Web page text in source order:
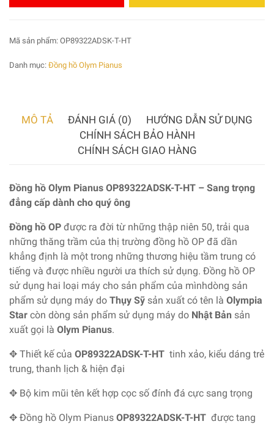
Mã sản phẩm: OP89322ADSK-T-HT
Danh mục: Đồng hồ Olym Pianus
MÔ TẢ ĐÁNH GIÁ (0)
HƯỚNG DẪN SỬ DỤNG
CHÍNH SÁCH BẢO HÀNH
CHÍNH SÁCH GIAO HÀNG
Đồng hồ Olym Pianus OP89322ADSK-T-HT – Sang trọng
đẳng cấp dành cho quý ông
Đồng hồ OP được ra đời từ những thập niên 50, trải qua
những thăng trầm của thị trường đồng hồ OP đã dần
khẳng định là một trong những thương hiệu tầm trung có
tiếng và được nhiều người ưa thích sử dụng. Đồng hồ OP
sử dụng hai loại máy cho sản phẩm của mìnhdòng sản
phẩm sử dụng máy do Thụy Sỹ sản xuất có tên là Olympia
Star còn dòng sản phẩm sử dụng máy do Nhật Bản sản
xuất gọi là Olym Pianus.
✥ Thiết kế của OP89322ADSK-T-HT tinh xảo, kiểu dáng trẻ
trung, thanh lịch & hiện đại
✥ Bộ kim mũi tên kết hợp cọc số đính đá cực sang trọng
✥ Đồng hồ Olym Pianus OP89322ADSK-T-HT được tang